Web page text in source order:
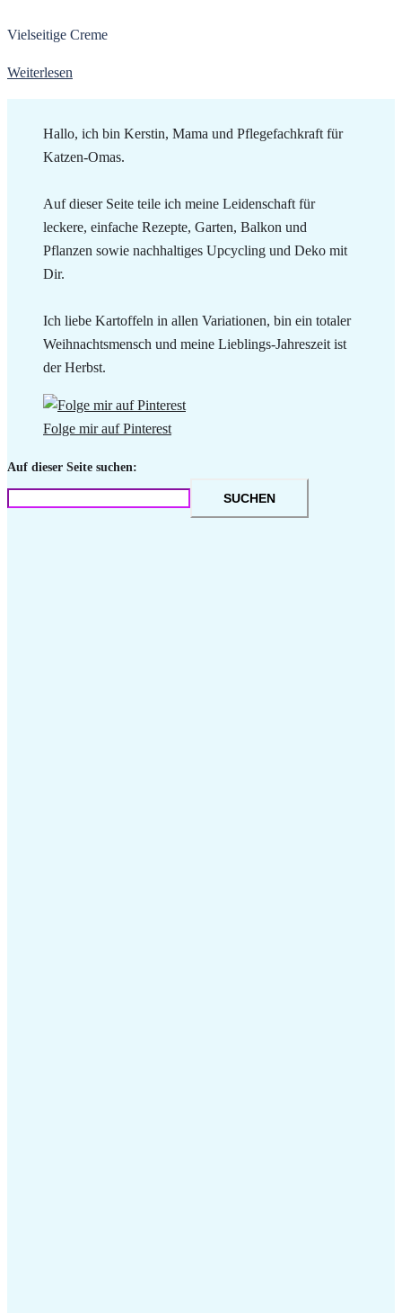
Vielseitige Creme
Weiterlesen
Hallo, ich bin Kerstin, Mama und Pflegefachkraft für
Katzen-Omas.
Auf dieser Seite teile ich meine Leidenschaft für
leckere, einfache Rezepte, Garten, Balkon und
Pflanzen sowie nachhaltiges Upcycling und Deko mit
Dir.
Ich liebe Kartoffeln in allen Variationen, bin ein totaler
Weihnachtsmensch und meine Lieblings-Jahreszeit ist
der Herbst.
Folge mir auf Pinterest
Auf dieser Seite suchen:
SUCHEN